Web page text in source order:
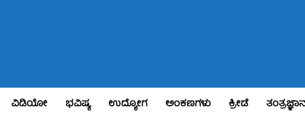
ವಿಡಿಯೋ ಭವಿಷ್ಯ ಉದ್ಯೋಗ ಅಂಕಣಗಳು ಕ್ರೀಡೆ